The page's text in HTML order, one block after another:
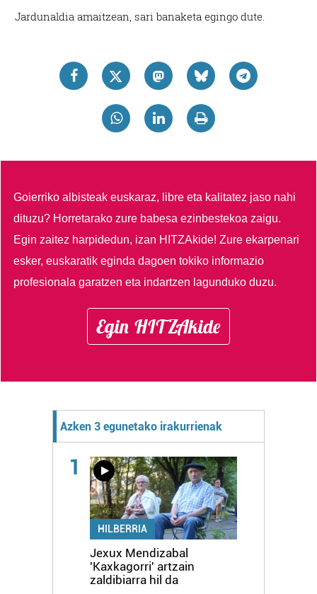
Jardunaldia amaitzean, sari banaketa egingo dute.
Goierriko albisteak euskaraz, libre eta kalitatez jaso nahi
dituzu? Horretarako zure babesa ezinbestekoa zaigu.
Egin zaitez harpidedun, izan HITZAkide!Zure ekarpenari
esker, euskaratik eginda dagoen tokiko informazio
profesionala garatzen eta indartzen lagunduko duzu.
Egin HITZAkide
Azken 3 egunetako irakurrienak
1
HILBERRIA
Jexux Mendizabal
'Kaxkagorri' artzain
zaldibiarra hil da